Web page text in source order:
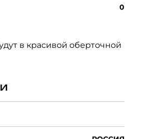
0
в красивой оберточной